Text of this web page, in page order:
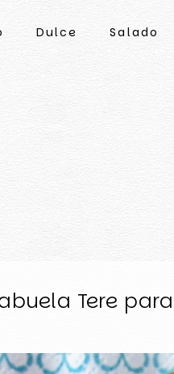
Dulce Salado
Tere